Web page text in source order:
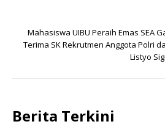
Mahasiswa UIBU Peraih Emas SEA
Terima SK Rekrutmen Anggota Polri
Listyo
Berita Terkini